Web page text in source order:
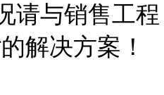
请与销售工程
解决方案！